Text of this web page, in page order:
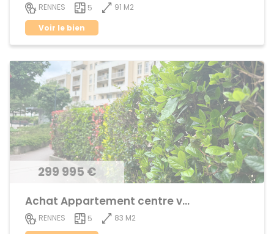
RENNES 5
91 M2
Voir le bien
299 995 €
Achat Appartement centre ville
RENNES 5
83 M2